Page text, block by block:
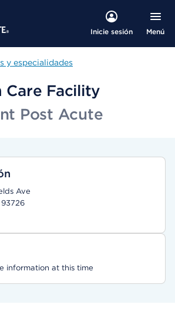
Inicie sesión Menú
especialidades
y especialidades
Care Facility
Post Acute
Ave
information at this time